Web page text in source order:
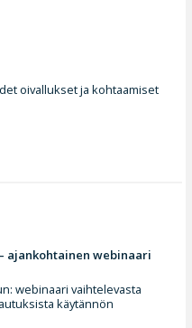
oivallukset ja kohtaamiset
ajankohtainen webinaari
webinaari vaihtelevasta
käytännön